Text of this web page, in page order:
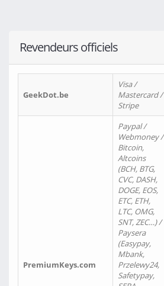
Revendeurs officiels
GeekDot.be
Visa /
Mastercard /
Stripe
PremiumKeys.com
Paypal /
Webmoney /
Bitcoin,
Altcoins
(BCH, BTG,
CVC, DASH,
DOGE, EOS,
ETC, ETH,
LTC, OMG,
SNT, ZEC…) /
Paysera
(Easypay,
Mbank,
Przelewy24,
Safetypay,